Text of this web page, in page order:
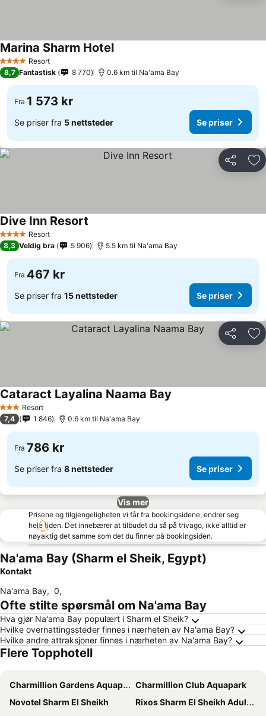
4 StjernerResort
Marina Sharm HotelSe priser
8,7 Fantastisk 8 770 0.6 km til Na'ama Bay
Fra 1 573 kr
Se priser fra 5 nettsteder Se priser
Del
4 StjernerResort
Dive Inn Resort
8,3 Veldig bra 5 906 5.5 km til Na'ama Bay
Fra 467 kr
Se priser fra 15 nettsteder Se priser
Del
3 StjernerResort
Cataract Layalina Naama Bay
7,4 1 846 0.6 km til Na'ama Bay
Fra 786 kr
Se priser fra 8 nettsteder Se priser
Vis mer
Prisene og tilgjengeligheten vi får fra bookingsidene, endrer seg
hele tiden. Det innebærer at tilbudet du så på trivago, ikke alltid er
nøyaktig det samme som det du finner på bookingsiden.
Na'ama Bay (Sharm el Sheik, Egypt)
Kontakt
Na'ama Bay, 0,
Ofte stilte spørsmål om Na'ama Bay
Hva gjør Na'ama Bay populært i Sharm el Sheik?
Hvilke overnattingssteder finnes i nærheten av Na'ama Bay?
Hvilke andre attraksjoner finnes i nærheten av Na'ama Bay?
Flere Topphotell
Charmillion Gardens Aquapark
Charmillion Club Aquapark
Novotel Sharm El Sheikh
Rixos Sharm El Sheikh Adults Only 18+